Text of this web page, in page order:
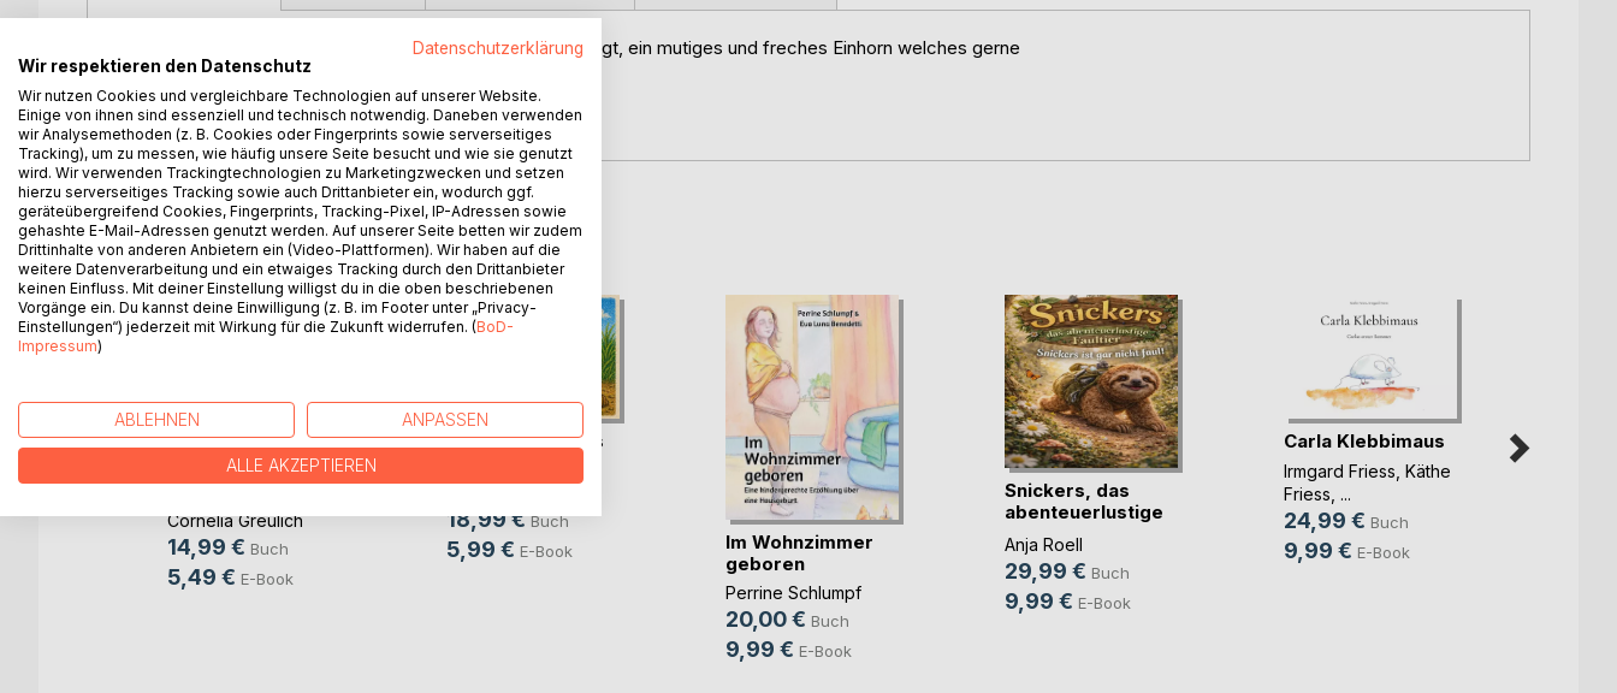
Lulu, das freche Dreirad-Einhorn ist wie der Titel schon sagt, ein mutiges und freches Einhorn welches gerne
Dreirad fährt und viele lustige Abenteuer erlebt.
Hast du den Mut, Lulus Abenteuer zu erleben ?
Dann tauch mit uns in die Bunte Welt von Lulu ein.
WEITERE TITEL BEIBoD
Die Mutsteine
Cornelia Greulich
14,99 € Buch
5,49 € E-Book
Was wird nur aus
18,99 € Buch
5,99 € E-Book
Im Wohnzimmer
geboren
Perrine Schlumpf
20,00 € Buch
9,99 € E-Book
Snickers, das
abenteuerlustige
Faultier
Anja Roell
29,99 € Buch
9,99 € E-Book
Carla Klebbimaus
Irmgard Friess Käthe
Friess , ...
24,99 € Buch
9,99 € E-Book
Datenschutzerklärung
Wir respektieren den Datenschutz
Wir nutzen Cookies und vergleichbare Technologien auf unserer Website.
Einige von ihnen sind essenziell und technisch notwendig. Daneben verwenden
wir Analysemethoden (z. B. Cookies oder Fingerprints sowie serverseitiges
Tracking), um zu messen, wie häufig unsere Seite besucht und wie sie genutzt
wird. Wir verwenden Trackingtechnologien zu Marketingzwecken und setzen
hierzu serverseitiges Tracking sowie auch Drittanbieter ein, wodurch ggf.
geräteübergreifend Cookies, Fingerprints, Tracking-Pixel, IP-Adressen sowie
gehashte E-Mail-Adressen genutzt werden. Auf unserer Seite betten wir zudem
Drittinhalte von anderen Anbietern ein (Video-Plattformen). Wir haben auf die
weitere Datenverarbeitung und ein etwaiges Tracking durch den Drittanbieter
keinen Einfluss. Mit deiner Einstellung willigst du in die oben beschriebenen
Vorgänge ein. Du kannst deine Einwilligung (z. B. im Footer unter „Privacy-
Einstellungen“) jederzeit mit Wirkung für die Zukunft widerrufen. (BoD-
Impressum)
ABLEHNEN ANPASSEN
ALLE AKZEPTIEREN